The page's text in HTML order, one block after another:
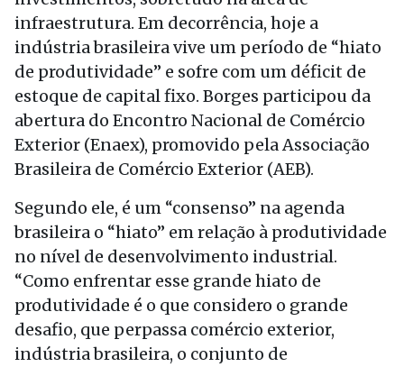
infraestrutura. Em decorrência, hoje a
indústria brasileira vive um período de “hiato
de produtividade” e sofre com um déficit de
estoque de capital fixo. Borges participou da
abertura do Encontro Nacional de Comércio
Exterior (Enaex), promovido pela Associação
Brasileira de Comércio Exterior (AEB).
Segundo ele, é um “consenso” na agenda
brasileira o “hiato” em relação à produtividade
no nível de desenvolvimento industrial.
“Como enfrentar esse grande hiato de
produtividade é o que considero o grande
desafio, que perpassa comércio exterior,
indústria brasileira, o conjunto de